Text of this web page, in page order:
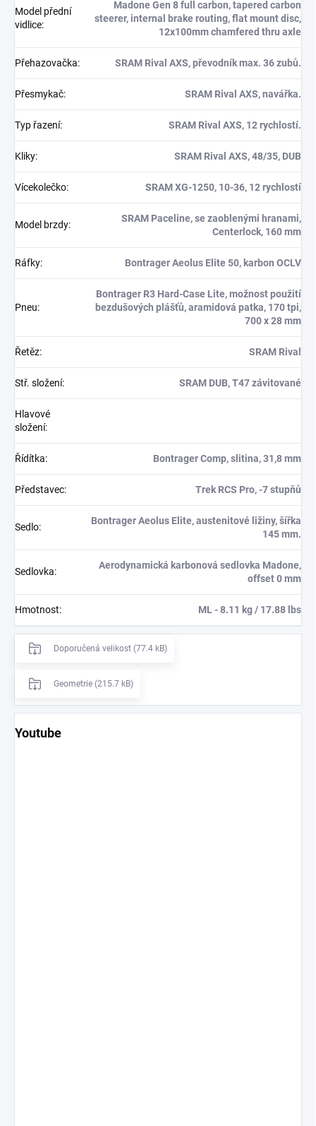
Model přední
vidlice:
Madone Gen 8 full carbon, tapered carbon
steerer, internal brake routing, flat mount disc,
12x100mm chamfered thru axle
Přehazovačka: SRAM Rival AXS, převodník max. 36 zubů.
Přesmykač: SRAM Rival AXS, navářka.
Typ řazení: SRAM Rival AXS, 12 rychlostí.
Kliky: SRAM Rival AXS, 48/35, DUB
Vícekolečko: SRAM XG-1250, 10-36, 12 rychlostí
Model brzdy:
SRAM Paceline, se zaoblenými hranami,
Centerlock, 160 mm
Ráfky: Bontrager Aeolus Elite 50, karbon OCLV
Pneu:
Bontrager R3 Hard-Case Lite, možnost použití
bezdušových plášťů, aramidová patka, 170 tpi,
700 x 28 mm
Řetěz: SRAM Rival
Stř. složení: SRAM DUB, T47 závitované
Hlavové
složení:
Řídítka: Bontrager Comp, slitina, 31,8 mm
Představec: Trek RCS Pro, -7 stupňů
Sedlo:
Bontrager Aeolus Elite, austenitové ližiny, šířka
145 mm.
Sedlovka:
Aerodynamická karbonová sedlovka Madone,
offset 0 mm
Hmotnost: ML - 8.11 kg / 17.88 lbs
Doporučená velikost (77.4 kB)
Geometrie (215.7 kB)
Youtube